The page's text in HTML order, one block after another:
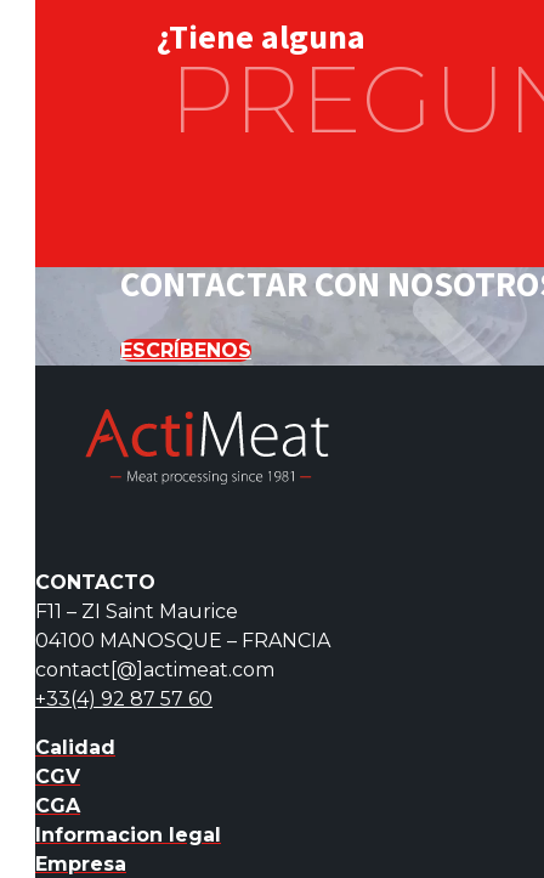
¿Tiene alguna
CONTACTAR CON
ESCRÍBENOS
CONTACTO
F11 – ZI Saint Maurice
04100 MANOSQUE – FRANCIA
contact[@]actimeat.com
+33(4) 92 87 57 60
Calidad
CGV
CGA
Informacion legal
Empresa